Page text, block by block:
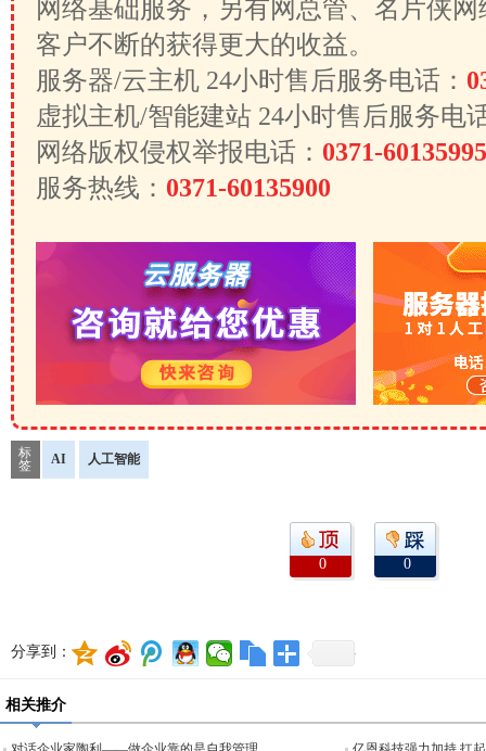
网络基础服务，另有网总管、名片侠
客户不断的获得更大的收益。
服务器/云主机 24小时售后服务电话：
虚拟主机/智能建站 24小时售后服务电
网络版权侵权举报电话： 0371-60135995
服务热线： 0371-60135900
标
签
AI 人工智能
0 0
分享到：
相关推介